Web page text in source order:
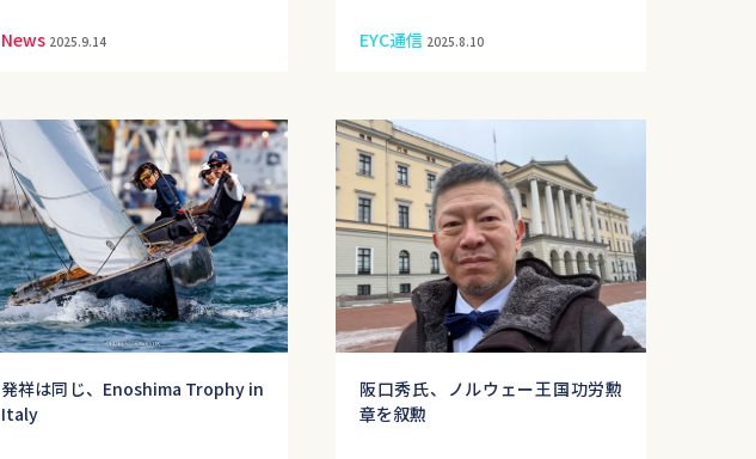
News 2025.9.14 EYC通信 2025.8.10
発祥は同じ、Enoshima Trophy in
Italy
阪口秀氏、ノルウェー王国功労勲
章を叙勲